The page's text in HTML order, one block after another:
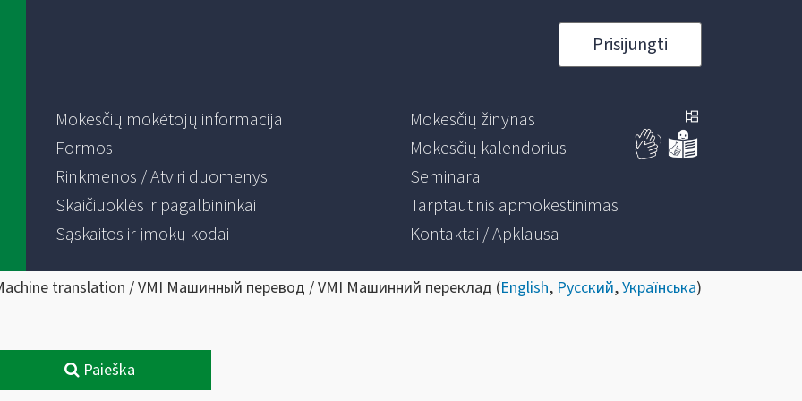
Prisijungti
Mokesčių mokėtojų informacija
Formos
Rinkmenos / Atviri duomenys
Skaičiuoklės ir pagalbininkai
Sąskaitos ir įmokų kodai
Mokesčių žinynas
Mokesčių kalendorius
Seminarai
Tarptautinis apmokestinimas
Kontaktai / Apklausa
translation / VMI Машинный перевод / VMI Машинний переклад (English, Русский,Українська)
Paieška